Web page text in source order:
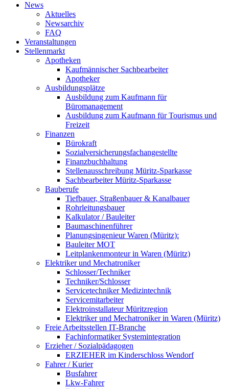
News
Aktuelles
Newsarchiv
FAQ
Veranstaltungen
Stellenmarkt
Apotheken
Kaufmännischer Sachbearbeiter
Apotheker
Ausbildungsplätze
Ausbildung zum Kaufmann für
Büromanagement
Ausbildung zum Kaufmann für Tourismus und
Freizeit
Finanzen
Bürokraft
Sozialversicherungsfachangestellte
Finanzbuchhaltung
Stellenausschreibung Müritz-Sparkasse
Sachbearbeiter Müritz-Sparkasse
Bauberufe
Tiefbauer, Straßenbauer & Kanalbauer
Rohrleitungsbauer
Kalkulator / Bauleiter
Baumaschinenführer
Planungsingenieur Waren (Müritz):
Bauleiter MOT
Leitplankenmonteur in Waren (Müritz)
Elektriker und Mechatroniker
Schlosser/Techniker
Techniker/Schlosser
Servicetechniker Medizintechnik
Servicemitarbeiter
Elektroinstallateur Müritzregion
Elektriker und Mechatroniker in Waren (Müritz)
Freie Arbeitsstellen IT-Branche
Fachinformatiker Systemintegration
Erzieher / Sozialpädagogen
ERZIEHER im Kinderschloss Wendorf
Fahrer / Kurier
Busfahrer
Lkw-Fahrer